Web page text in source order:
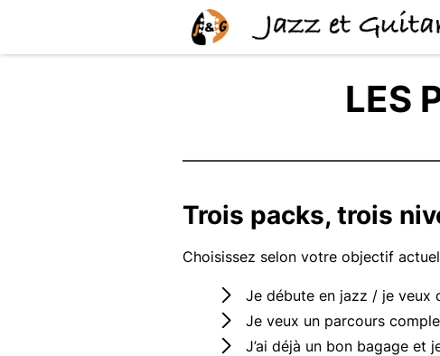
LES
Trois packs, trois
Choisissez selon votre objectif actuel
Je débute en jazz / je veux
Je veux un parcours
J’ai déjà un bon bagage et